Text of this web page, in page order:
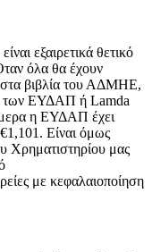
εξαιρετικά θετικό
όλα θα έχουν
στα βιβλία του ΑΔΜΗΕ,
των ΕΥΔΑΠ ή Lamda
η ΕΥΔΑΠ έχει
Είναι όμως
Χρηματιστηρίου μας
με κεφαλαιοποίηση